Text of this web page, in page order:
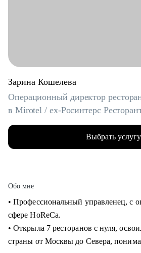
Зарина Кошелева
Операционный директор
в Mirotel / ex-Росинтерс
Выбрать услугу
Обо мне
• Профессиональный управленец, с
сфере HoReCa.
• Открыла 7 ресторанов с нуля,
страны от Москвы до Севера,